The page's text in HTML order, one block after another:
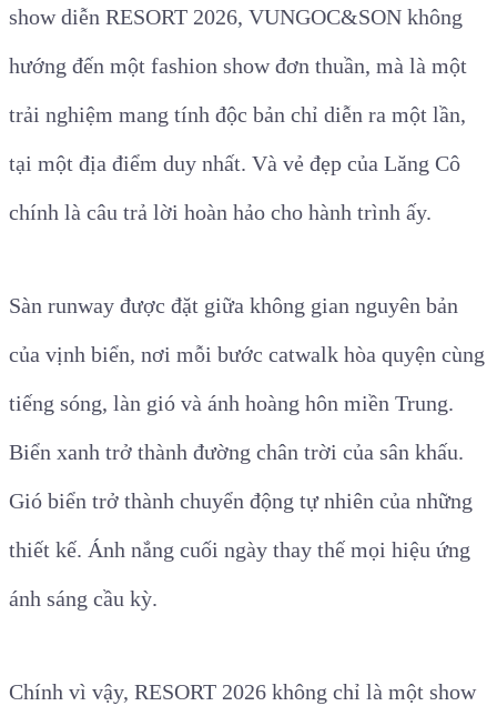
show diễn RESORT 2026, VUNGOC&SON không
hướng đến một fashion show đơn thuần, mà là một
trải nghiệm mang tính độc bản chỉ diễn ra một lần,
tại một địa điểm duy nhất. Và vẻ đẹp của Lăng Cô
chính là câu trả lời hoàn hảo cho hành trình ấy.
Sàn runway được đặt giữa không gian nguyên bản
của vịnh biển, nơi mỗi bước catwalk hòa quyện cùng
tiếng sóng, làn gió và ánh hoàng hôn miền Trung.
Biển xanh trở thành đường chân trời của sân khấu.
Gió biển trở thành chuyển động tự nhiên của những
thiết kế. Ánh nắng cuối ngày thay thế mọi hiệu ứng
ánh sáng cầu kỳ.
Chính vì vậy, RESORT 2026 không chỉ là một show